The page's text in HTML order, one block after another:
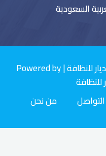
السعودية
Copyright © 2026 مؤسسة الديار للنظافة | Powered by
التواصل من نحن